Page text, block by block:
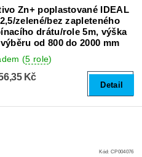
Zn+ poplastované IDEAL
zelené/bez zapleteného
drátu/role 5m, výška
od 800 do 2000 mm
(5 role)
Kč
Detail
Kód: CP004076